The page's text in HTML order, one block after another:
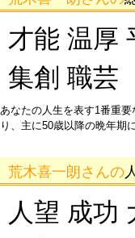
才能 温厚
集創 職芸
あなたの人生を表す1番重
り、主に50歳以降の晩年期
荒木喜一朗さんの
人望 成功